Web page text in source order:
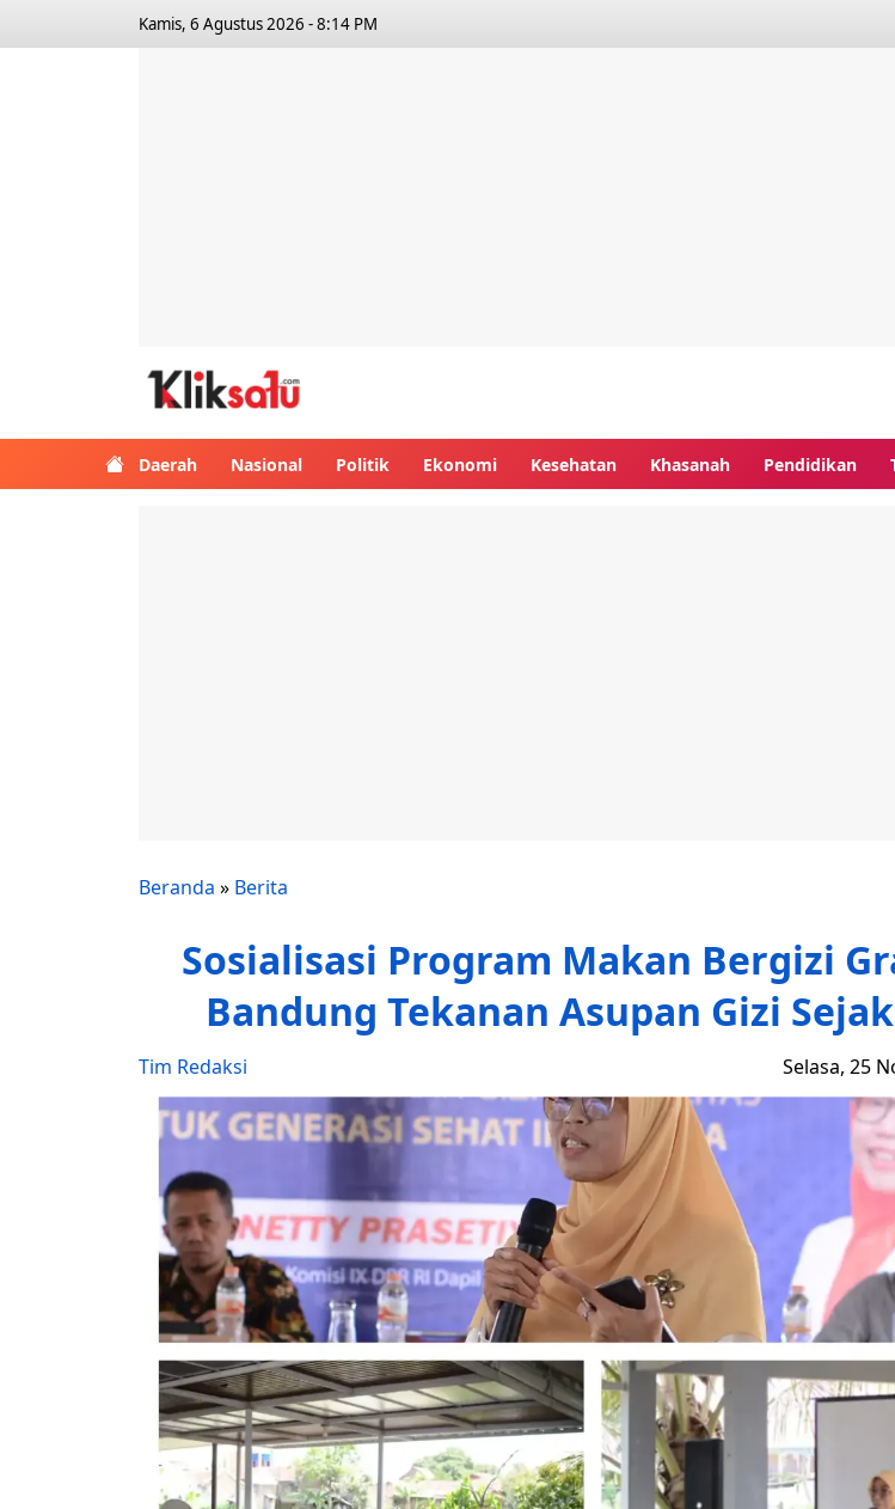
Kamis, 6 Agustus 2026 - 8:14 PM
Daerah Nasional Politik Ekonomi Kesehatan Khasanah Pendidikan
Beranda » Berita
Sosialisasi Program Makan Bergizi
Bandung Tekanan Asupan Gizi
Tim Redaksi Selasa, 25